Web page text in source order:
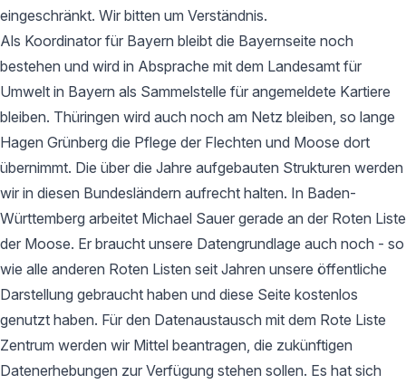
eingeschränkt. Wir bitten um Verständnis.
Als Koordinator für Bayern bleibt die Bayernseite noch
bestehen und wird in Absprache mit dem Landesamt für
Umwelt in Bayern als Sammelstelle für angemeldete Kartiere
bleiben. Thüringen wird auch noch am Netz bleiben, so lange
Hagen Grünberg die Pflege der Flechten und Moose dort
übernimmt. Die über die Jahre aufgebauten Strukturen werden
wir in diesen Bundesländern aufrecht halten. In Baden-
Württemberg arbeitet Michael Sauer gerade an der Roten Liste
der Moose. Er braucht unsere Datengrundlage auch noch - so
wie alle anderen Roten Listen seit Jahren unsere öffentliche
Darstellung gebraucht haben und diese Seite kostenlos
genutzt haben. Für den Datenaustausch mit dem Rote Liste
Zentrum werden wir Mittel beantragen, die zukünftigen
Datenerhebungen zur Verfügung stehen sollen. Es hat sich